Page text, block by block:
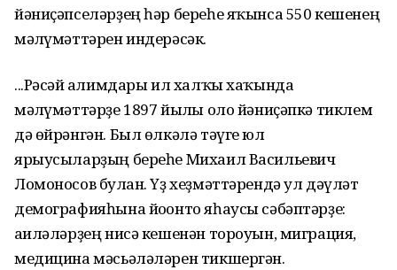
йәниҫәпселәрҙең һәр береһе яҡынса 550 кешенең
мәғлүмәттәрен индерәсәк.
...Рәсәй ғалимдары ил халҡы хаҡында
мәғлүмәттәрҙе 1897 йылғы оло йәниҫәпкә тиклем
дә өйрәнгән. Был өлкәлә тәүге юл
ярыусыларҙың береһе Михаил Васильевич
Ломоносов булған. Үҙ хеҙмәттәрендә ул дәүләт
демографияһына йоғонто яһаусы сәбәптәрҙе:
ғаиләләрҙең нисә кешенән тороуын, миграция,
медицина мәсьәләләрен тикшергән.